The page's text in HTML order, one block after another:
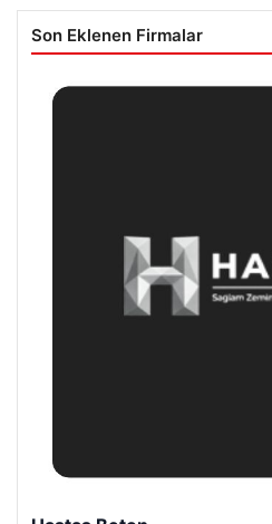
Son Eklenen Firmalar